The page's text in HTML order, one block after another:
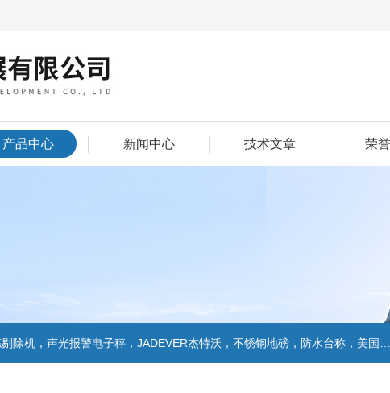
产品中心 新闻中心 技术文章 荣
光报警电子秤，JADEVER杰特沃，不锈钢地磅，防水台称，美国双杰天平，报警电子称